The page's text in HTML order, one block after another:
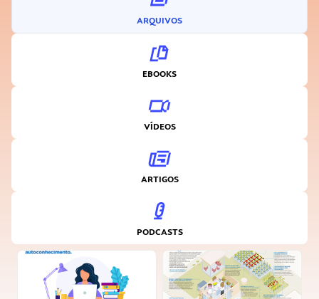
ARQUIVOS
EBOOKS
VÍDEOS
ARTIGOS
PODCASTS